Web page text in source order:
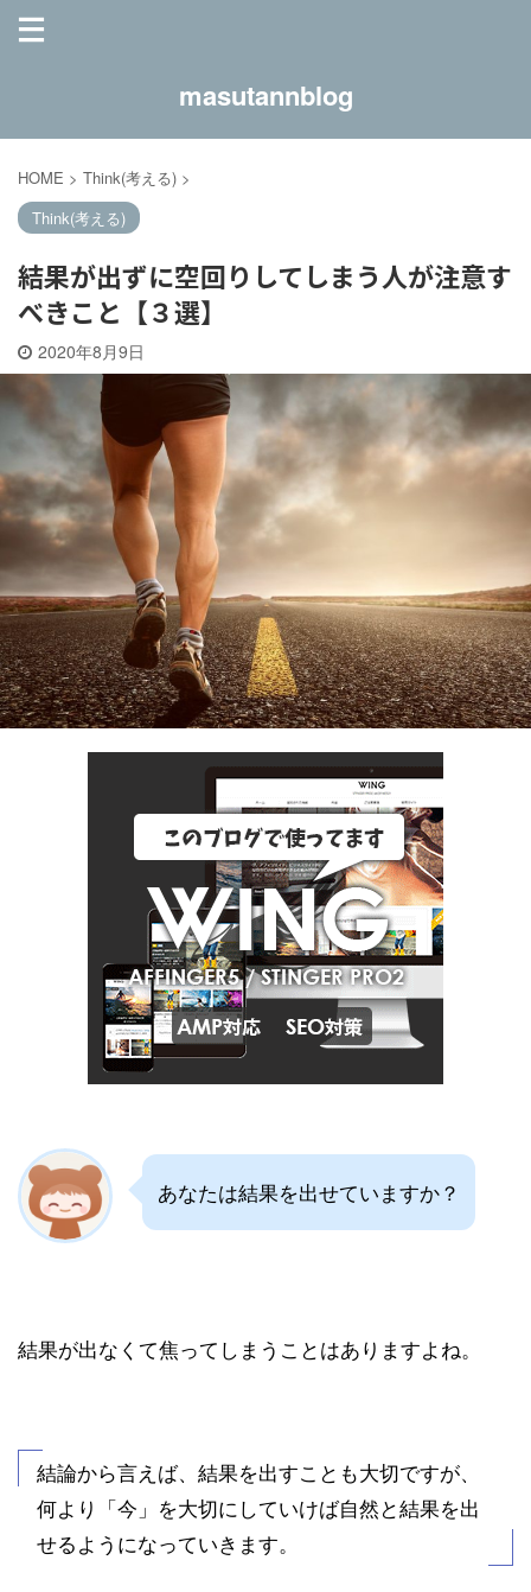
masutannblog
HOME > Think(考える) >
Think(考える)
結果が出ずに空回りしてしまう人が注意す
べきこと【３選】
2020年8月9日
あなたは結果を出せていますか？
結果が出なくて焦ってしまうことはありますよね。
結論から言えば、結果を出すことも大切ですが、
何より「今」を大切にしていけば自然と結果を出
せるようになっていきます。